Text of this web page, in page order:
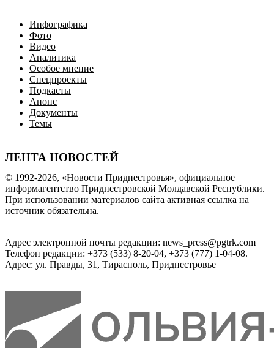
Инфографика
Фото
Видео
Аналитика
Особое мнение
Спецпроекты
Подкасты
Анонс
Документы
Темы
ЛЕНТА НОВОСТЕЙ
© 1992-2026, «Новости Приднестровья», официальное
информагентство Приднестровской Молдавской Республики.
При использовании материалов сайта активная ссылка на
источник обязательна.
Адрес электронной почты редакции: news_press@pgtrk.com
Телефон редакции: +373 (533) 8-20-04, +373 (777) 1-04-08.
Адрес: ул. Правды, 31, Тирасполь, Приднестровье